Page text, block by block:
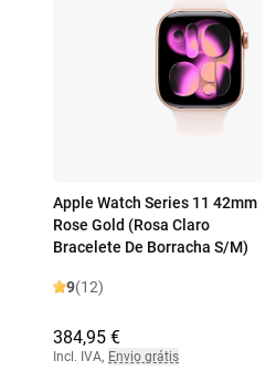
Apple Watch Series 11 42mm
Rose Gold (Rosa Claro
Bracelete De Borracha S/M)
9(12)
384,95 €
Incl. IVA, Envio grátis